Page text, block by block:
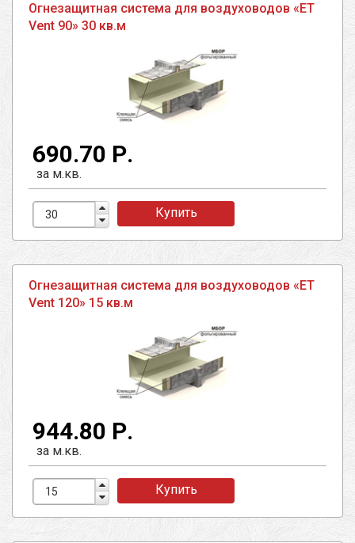
Огнезащитная система для воздуховодов «ET
Vent 90» 30 кв.м
690.70 Р.
за м.кв.
Купить
Огнезащитная система для воздуховодов «ET
Vent 120» 15 кв.м
944.80 Р.
за м.кв.
Купить